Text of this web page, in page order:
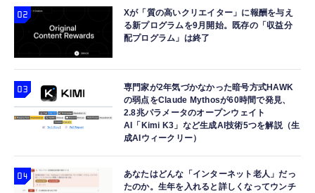
Xが「質の高いクリエイター」に報酬を与え
る新プログラムを9月開始。既存の「収益分
配プログラム」は終了
専門家が2年気づかなかった暗号方式HAWK
の弱点をClaude Mythosが60時間で発見、
2.8兆パラメータのオープンウェイト
AI「Kimi K3」など生成AI技術5つを解説（生
成AIウィークリー）
あなたはどんな「インターネット老人」だっ
たのか。生年を入れると詳しくなってウンチ